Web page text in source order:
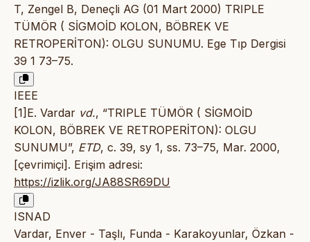
T, Zengel B, Deneçli AG (01 Mart 2000) TRIPLE
TÜMÖR ( SİGMOİD KOLON, BÖBREK VE
RETROPERİTON): OLGU SUNUMU. Ege Tıp Dergisi
39 1 73–75.
IEEE
[1]E. Vardar vd., “TRIPLE TÜMÖR ( SİGMOİD
KOLON, BÖBREK VE RETROPERİTON): OLGU
SUNUMU”, ETD, c. 39, sy 1, ss. 73–75, Mar. 2000,
[çevrimiçi]. Erişim adresi:
https://izlik.org/JA88SR69DU
ISNAD
Vardar, Enver - Taşlı, Funda - Karakoyunlar, Özkan -